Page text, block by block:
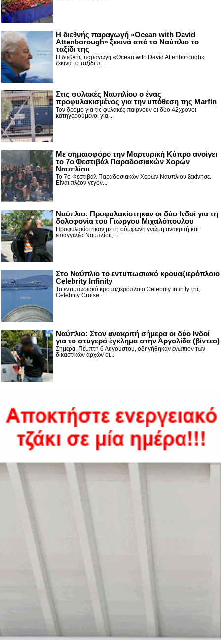
Η διεθνής παραγωγή «Ocean with David
Attenborough» ξεκινά από το Ναύπλιο το
ταξίδι της
Η διεθνής παραγωγή «Ocean with David Attenborough»
ξεκινά το ταξίδι π...
Στις φυλακές Ναυπλίου ο ένας
προφυλακισμένος για την υπόθεση της Marfin
Τον δρόμο για τις φυλακές παίρνουν οι δύο 42χρονοι
κατηγορούμενοι για ...
Με σημαιοφόρο την Μαρτυρική Κύπρο ανοίγει
το 7ο Φεστιβάλ Παραδοσιακών Χορών
Ναυπλίου
Το 7ο Φεστιβάλ Παραδοσιακών Χορών Ναυπλίου ξεκίνησε.
Είναι πλέον γεγον...
Ναύπλιο: Προφυλακίστηκαν οι δύο Ινδοί για τη
δολοφονία του Γιώργου Μιχαλόπουλου
Προφυλακίστηκαν με τη σύμφωνη γνώμη ανακριτή και
εισαγγελέα Ναυπλίου,...
Στο Ναύπλιο το εντυπωσιακό κρουαζιερόπλοιο
Celebrity Infinity
Το εντυπωσιακό κρουαζιερόπλοιο Celebrity Infinity της
Celebrity Cruise...
Nαύπλιο: Στον ανακριτή σήμερα οι δύο Ινδοί
για το στυγερό έγκλημα στην Αργολίδα (βίντεο)
Σήμερα, Πέμπτη 6 Αυγούστου, οδηγήθηκαν ενώπιον των
δικαστικών αρχών οι...